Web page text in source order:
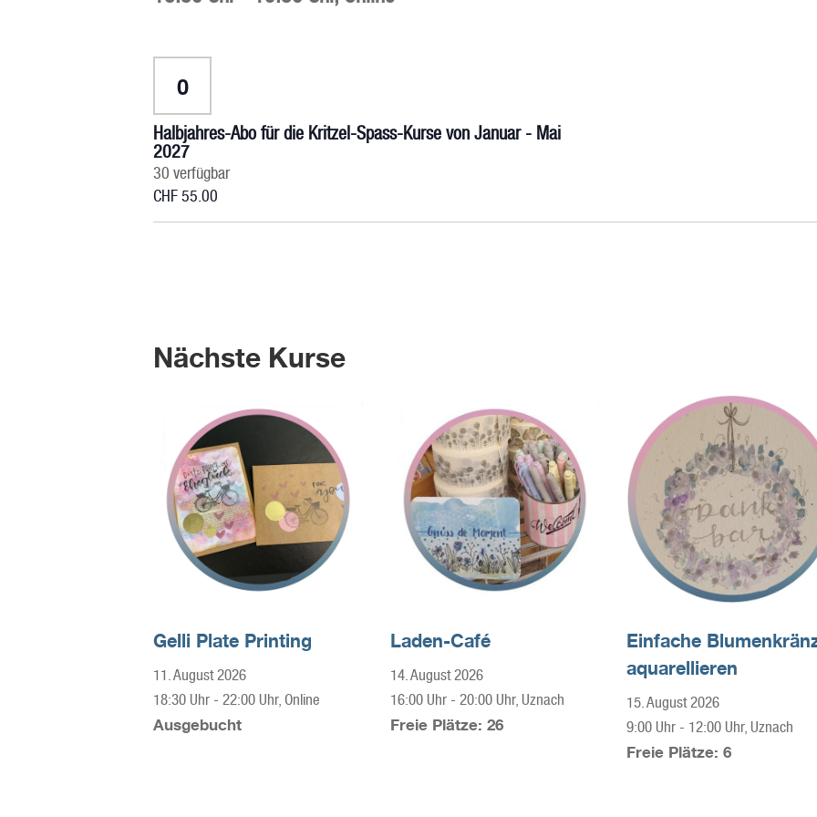
Anzahl
Halbjahres-Abo für die Kritzel-Spass-Kurse von Januar - Mai
2027
30 verfügbar
CHF55.00
Nächste Kurse
Gelli Plate Printing
11. August 2026
18:30 Uhr - 22:00 Uhr, Online
Ausgebucht
Laden-Café
14. August 2026
16:00 Uhr- 20:00 Uhr, Uznach
Freie Plätze: 26
Einfache
aquarellieren
15. August 2026
9:00 Uhr - 12:00 Uhr, Uznach
Freie Plätze: 6